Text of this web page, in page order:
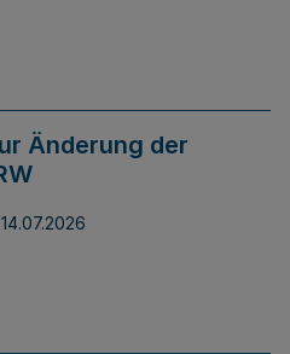
Änderung der
14.07.2026